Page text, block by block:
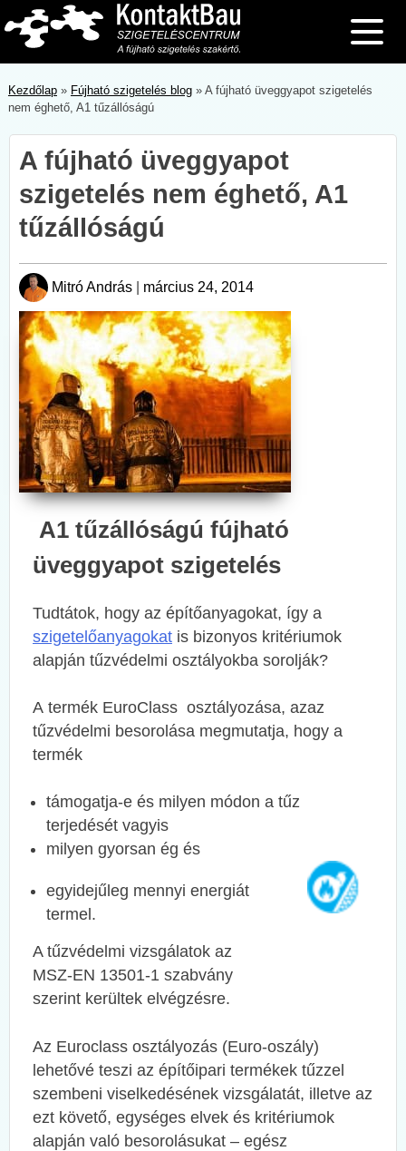
to
content
Kezdőlap» Fújható szigetelés blog» A fújható üveggyapot szigetelés
nem éghető, A1 tűzállóságú
A fújható üveggyapot
szigetelés nem éghető, A1
tűzállóságú
Mitró András március 24, 2014
A1 tűzállóságú fújható
üveggyapot szigetelés
Tudtátok, hogy az építőanyagokat, így a
szigetelőanyagokat is bizonyos kritériumok
alapján tűzvédelmi osztályokba sorolják?
A termék EuroClass osztályozása, azaz
tűzvédelmi besorolása megmutatja, hogy a
termék
támogatja-e és milyen módon a tűz
terjedését vagyis
milyen gyorsan ég és
egyidejűleg mennyi energiát
termel.
A tűzvédelmi vizsgálatok az
MSZ-EN 13501-1 szabvány
szerint kerültek elvégzésre.
Az Euroclass osztályozás (Euro-oszály)
lehetővé teszi az építőipari termékek tűzzel
szembeni viselkedésének vizsgálatát, illetve az
ezt követő, egységes elvek és kritériumok
alapján való besorolásukat – egész